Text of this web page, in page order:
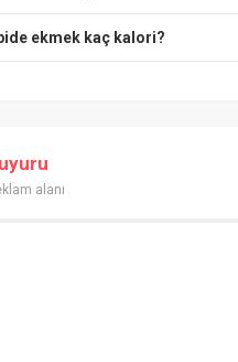
ekmek kaç kalori?
alanı